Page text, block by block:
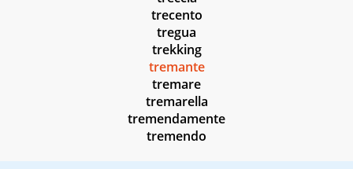
trecento
tregua
trekking
tremante
tremare
tremarella
tremendamente
tremendo